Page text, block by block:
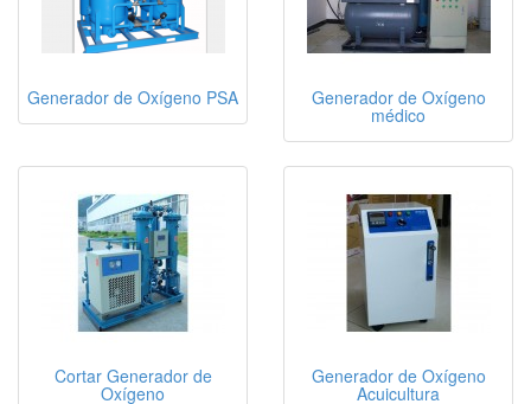
Generador de Oxígeno PSA Generador de Oxígeno
médico
Cortar Generador de
Oxígeno
Generador de Oxígeno
Acuicultura